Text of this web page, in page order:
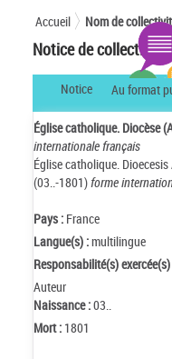
Accueil Nom de
Notice de collectivité
Notice Au format
Église catholique. Diocèse
internationale français
Église catholique.
(03..-1801)forme
Pays : France
Langue(s) :multilingue
Responsabilité(s)
Auteur
Naissance :03..
Mort : 1801